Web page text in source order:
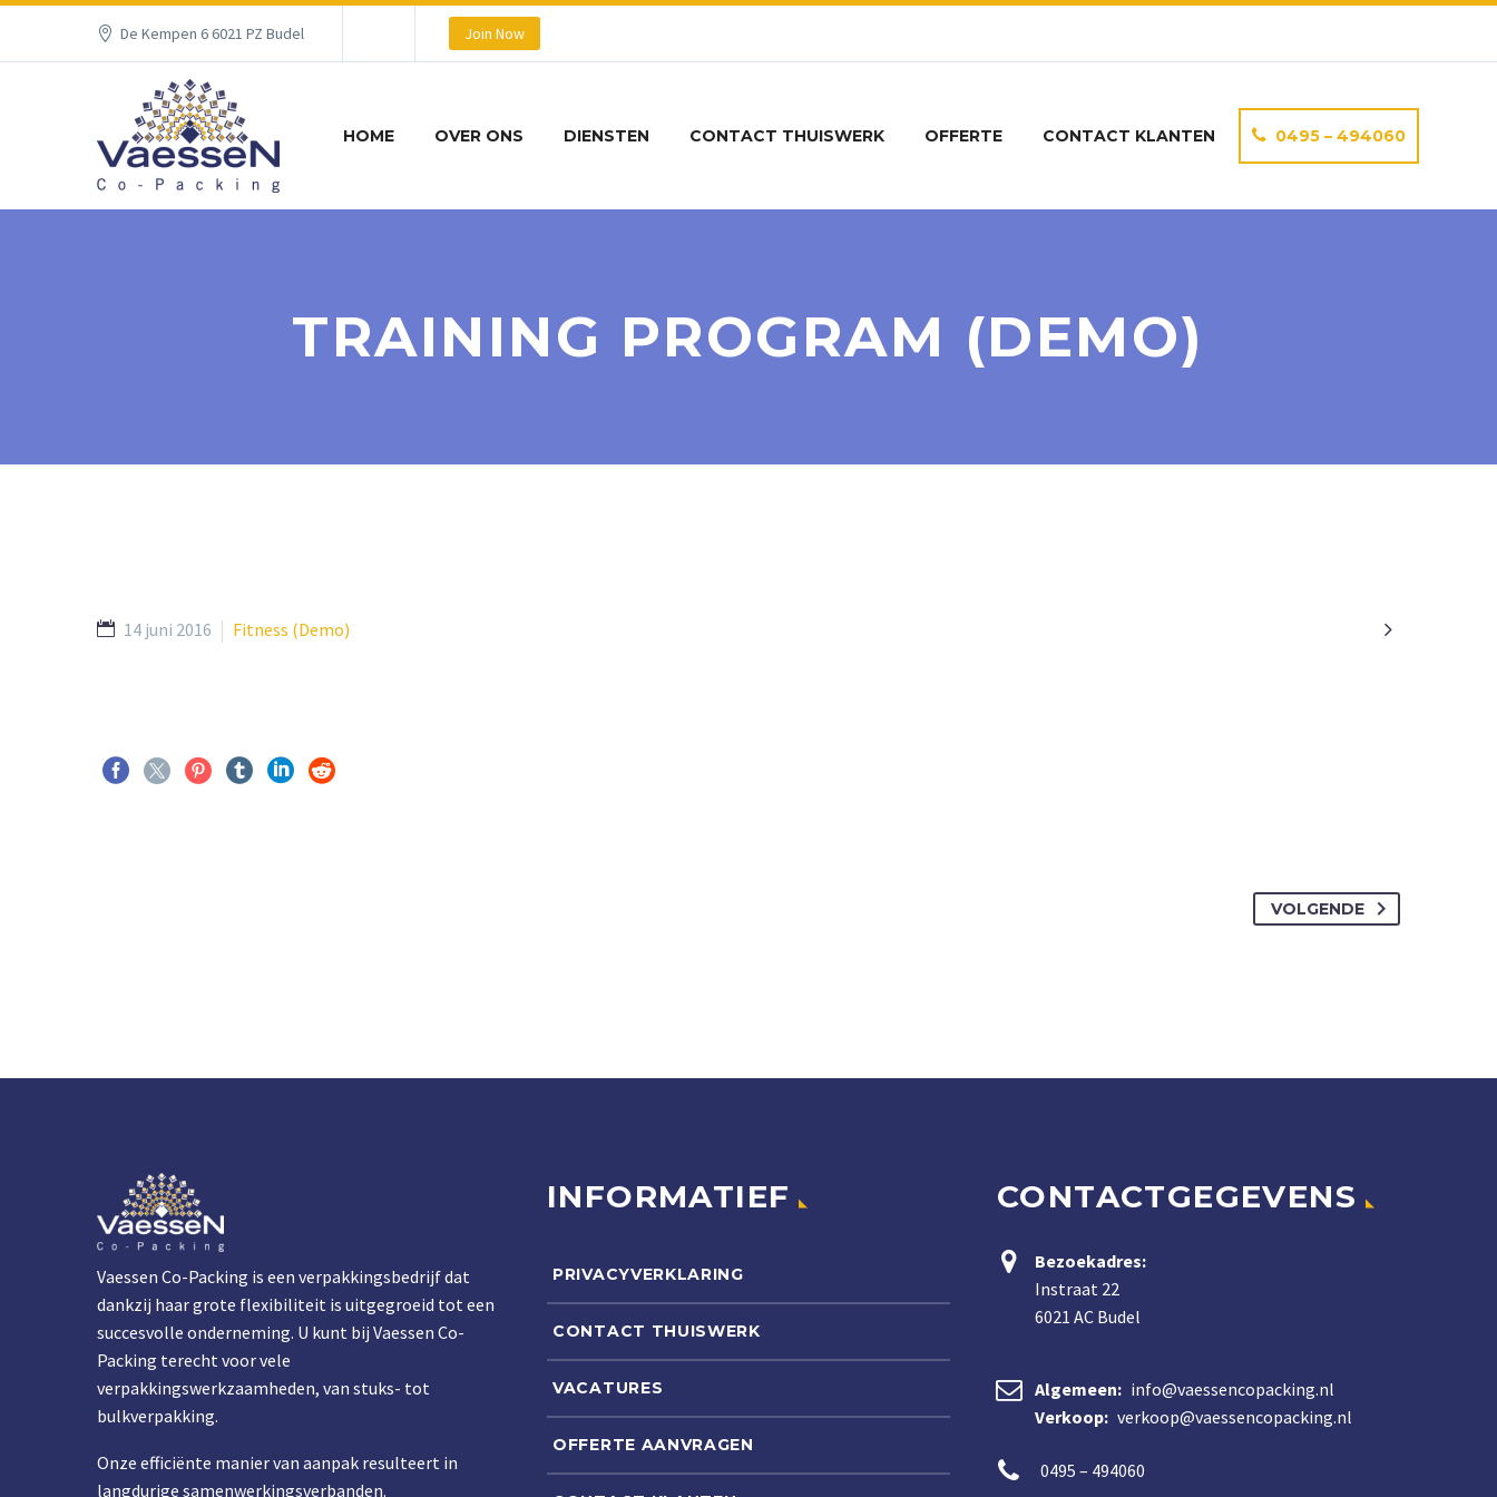
De Kempen 6 6021 PZ Budel Join Now
HOME OVER ONS DIENSTEN CONTACT THUISWERK OFFERTE CONTACT KLANTEN 0495 – 494060
TRAINING PROGRAM (DEMO)

14 juni 2016 Fitness (Demo)
VOLGENDE
Vaessen Co-Packing is een verpakkingsbedrijf dat
dankzij haar grote flexibiliteit is uitgegroeid tot een
succesvolle onderneming. U kunt bij Vaessen Co-
Packing terecht voor vele
verpakkingswerkzaamheden, van stuks- tot
bulkverpakking.
Onze efficiënte manier van aanpak resulteert in
langdurige samenwerkingsverbanden.
INFORMATIEF
PRIVACYVERKLARING
CONTACT THUISWERK
VACATURES
OFFERTE AANVRAGEN
CONTACTGEGEVENS


Bezoekadres:
Instraat 22
6021 AC Budel

 Algemeen: info@vaessencopacking.nl
Verkoop: verkoop@vaessencopacking.nl

 0495 – 494060